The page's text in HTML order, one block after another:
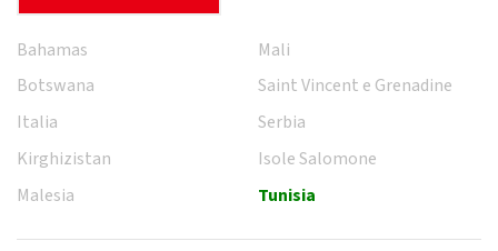
Bahamas
Botswana
Italia
Kirghizistan
Malesia
Mali
Saint Vincent e Grenadine
Serbia
Isole Salomone
Tunisia